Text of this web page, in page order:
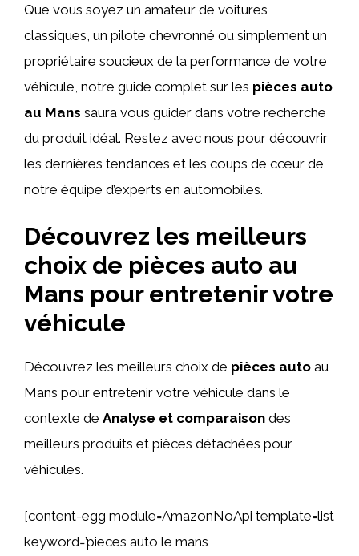
Que vous soyez un amateur de voitures
classiques, un pilote chevronné ou simplement un
propriétaire soucieux de la performance de votre
véhicule, notre guide complet sur les pièces auto
au Mans saura vous guider dans votre recherche
du produit idéal. Restez avec nous pour découvrir
les dernières tendances et les coups de cœur de
notre équipe d’experts en automobiles.
Découvrez les meilleurs
choix de pièces auto au
Mans pour entretenir votre
véhicule
Découvrez les meilleurs choix de pièces auto au
Mans pour entretenir votre véhicule dans le
contexte de Analyse et comparaison des
meilleurs produits et pièces détachées pour
véhicules.
[content-egg module=AmazonNoApi template=list
keyword=’pieces auto le mans